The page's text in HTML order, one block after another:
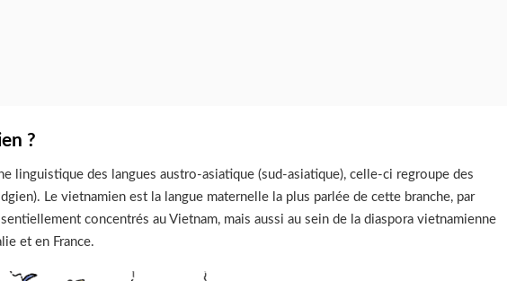
?
linguistique des langues austro-asiatique (sud-asiatique), celle-ci regroupe des
Le vietnamien est la langue maternelle la plus parlée de cette branche, par
concentrés au Vietnam, mais aussi au sein de la diaspora vietnamienne
et en France.